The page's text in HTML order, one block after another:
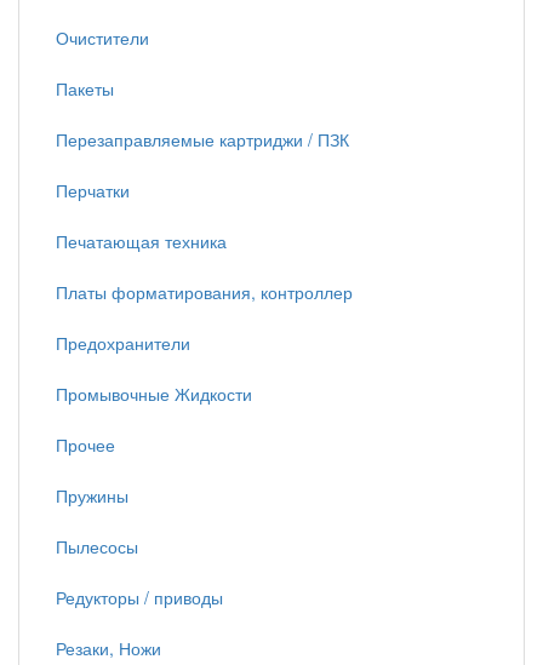
Очистители
Пакеты
Перезаправляемые картриджи / ПЗК
Перчатки
Печатающая техника
Платы форматирования, контроллер
Предохранители
Промывочные Жидкости
Прочее
Пружины
Пылесосы
Редукторы / приводы
Резаки, Ножи